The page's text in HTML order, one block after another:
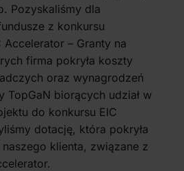
Pozyskaliśmy dla
z konkursu
Accelerator – Granty na
firma pokryła koszty
oraz wynagrodzeń
TopGaN biorących udział w
do konkursu EIC
dotację, która pokryła
klienta, związane z